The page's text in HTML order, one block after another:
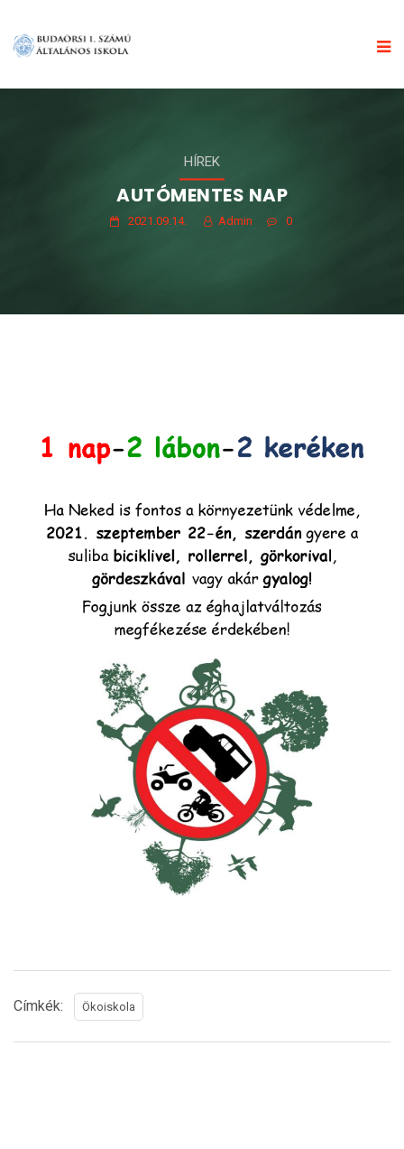
HÍREK
AUTÓMENTES NAP
2021.09.14. Admin 0
Címkék: Ökoiskola